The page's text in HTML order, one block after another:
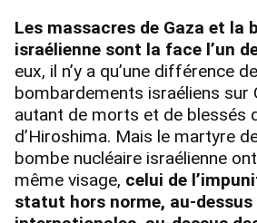
Les massacres de Gaza et la
israélienne sont la face l’un
eux, il n’y a qu’une différence
bombardements israéliens sur
autant de morts et de blessés
d’Hiroshima. Mais le martyre
bombe nucléaire israélienne
même visage, celui de
statut hors norme, au-dessus